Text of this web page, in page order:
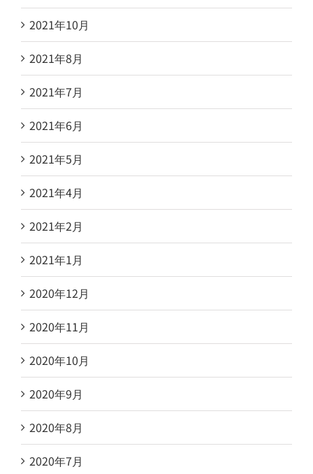
2021年10月
2021年8月
2021年7月
2021年6月
2021年5月
2021年4月
2021年2月
2021年1月
2020年12月
2020年11月
2020年10月
2020年9月
2020年8月
2020年7月